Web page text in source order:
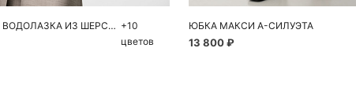
ТРИКОТАЖНАЯ ВОДОЛАЗКА ИЗ ШЕРСТИ МЕРИНОСА +10
цветов
ЮБКА МАКСИ А-СИЛУЭТА
13 800 ₽